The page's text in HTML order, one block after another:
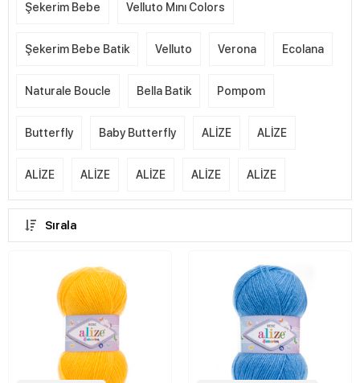
Şekerim Bebe Velluto Mını Colors
Şekerim Bebe Batik Velluto Verona Ecolana
Naturale Boucle Bella Batik Pompom
Butterfly Baby Butterfly ALİZE ALİZE
ALİZE ALİZE ALİZE ALİZE ALİZE
Sırala